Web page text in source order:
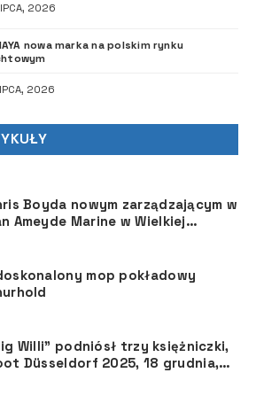
2026
nowa marka na polskim rynku
2026
Boyda nowym zarządzającym w
Ameyde Marine w Wielkiej
mop pokładowy
Willi” podniósł trzy księżniczki,
Düsseldorf 2025, 18 grudnia,